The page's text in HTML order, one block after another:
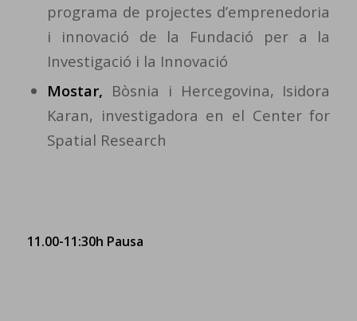
programa de projectes d’emprenedoria
i innovació de la Fundació per a la
Investigació i la Innovació
Mostar, Bòsnia i Hercegovina, Isidora
Karan, investigadora en el Center for
Spatial Research
11.00-11:30h Pausa